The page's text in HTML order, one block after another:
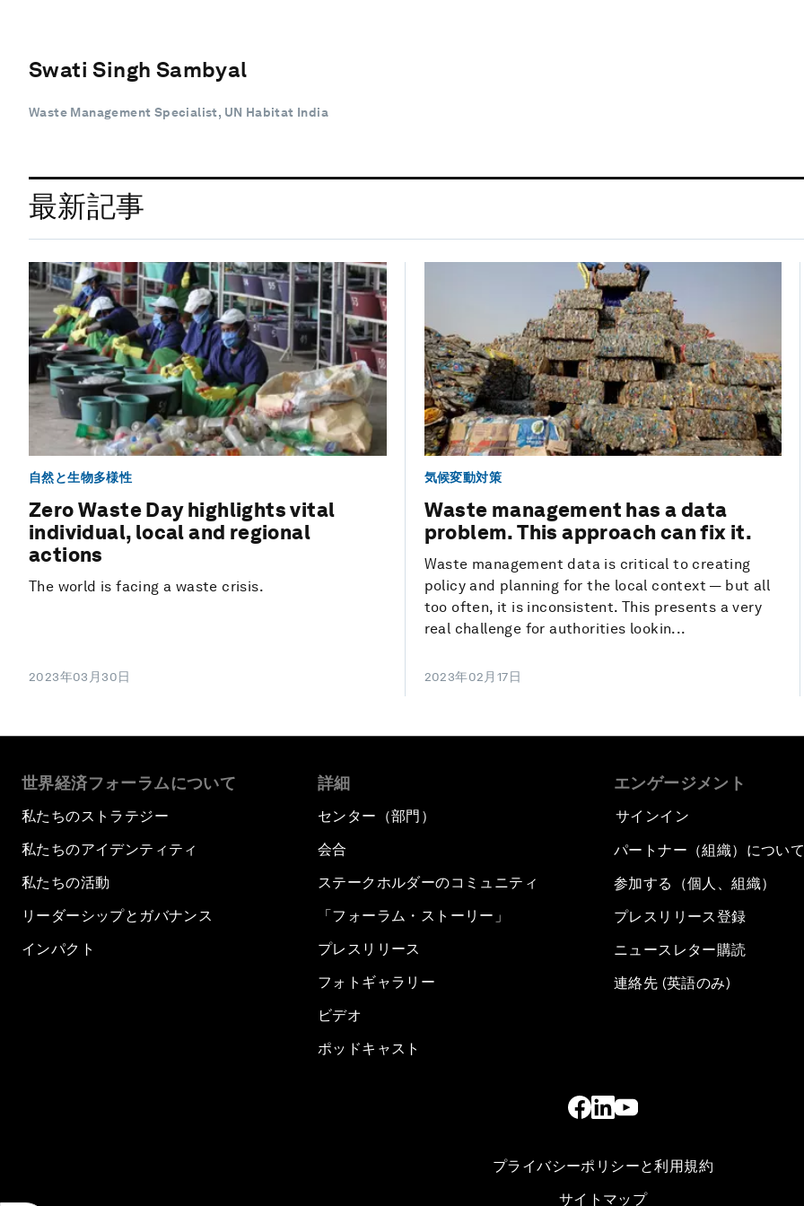
Swati Singh Sambyal
Waste Management Specialist, UN Habitat India
最新記事
自然と生物多様性
Zero Waste Day highlights vital
individual, local and regional
actions
The world is facing a waste crisis.
2023年03月30日
気候変動対策
Waste management has a data
problem. This approach can fix it.
Waste management data is critical to creating
policy and planning for the local context — but all
too often, it is inconsistent. This presents a very
real challenge for authorities lookin...
2023年02月17日
世界経済フォーラムについて
私たちのストラテジー
私たちのアイデンティティ
私たちの活動
リーダーシップとガバナンス
インパクト
詳細
センター（部門）
会合
ステークホルダーのコミュニティ
「フォーラム・ストーリー」
プレスリリース
フォトギャラリー
ビデオ
ポッドキャスト
エンゲージメント
サインイン
パートナー（組織）につい
参加する（個人、組織）
プレスリリース登録
ニュースレター購読
連絡先 (英語のみ)
プライバシーポリシーと利用規約
サイトマップ